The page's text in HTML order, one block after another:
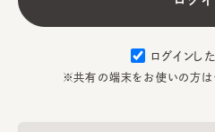
ログインし
※共有の端末をお使いの方は